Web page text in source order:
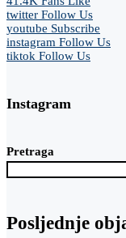
twitter Follow Us
youtube Subscribe
instagram Follow Us
tiktok Follow Us
Instagram
Pretraga
Posljednje